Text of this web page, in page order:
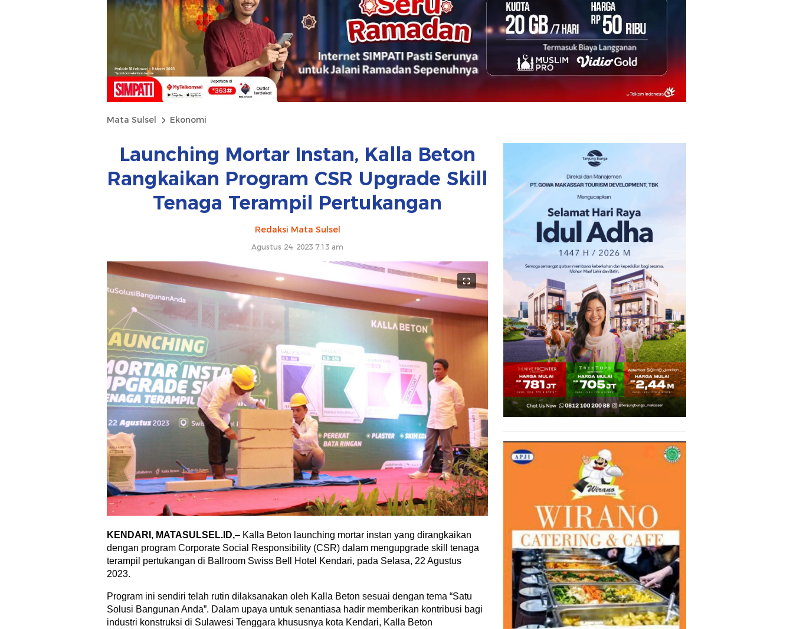
Mata Sulsel Ekonomi
Launching Mortar Instan, Kalla Beton
Rangkaikan Program CSR Upgrade Skill
Tenaga Terampil Pertukangan
Redaksi Mata Sulsel
Agustus 24, 2023 7:13 am
KENDARI, MATASULSEL.ID,– Kalla Beton launching mortar instan yang dirangkaikan
dengan program Corporate Social Responsibility (CSR) dalam mengupgrade skill tenaga
terampil pertukangan di Ballroom Swiss Bell Hotel Kendari, pada Selasa, 22 Agustus
2023.
Program ini sendiri telah rutin dilaksanakan oleh Kalla Beton sesuai dengan tema “Satu
Solusi Bangunan Anda”. Dalam upaya untuk senantiasa hadir memberikan kontribusi bagi
industri konstruksi di Sulawesi Tenggara khususnya kota Kendari, Kalla Beton